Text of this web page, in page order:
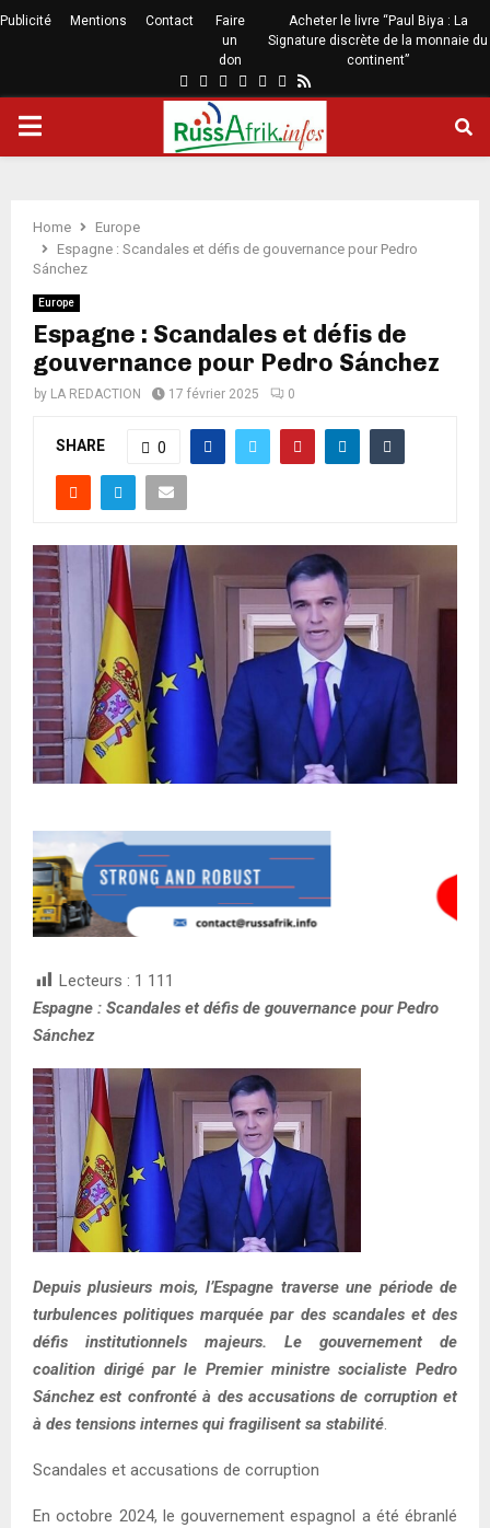
Publicité Mentions Contact
Faire
un
don
Acheter le livre “Paul Biya : La
Signature discrète de la monnaie du
continent”
Home
Europe
Espagne : Scandales et défis de gouvernance pour Pedro
Sánchez
Europe
Espagne : Scandales et défis de
gouvernance pour Pedro Sánchez
by LA REDACTION 17 février 2025 0
SHARE 0
Lecteurs : 1 111
Espagne : Scandales et défis de gouvernance pour Pedro
Sánchez
Depuis plusieurs mois, l’Espagne traverse une période de
turbulences politiques marquée par des scandales et des
défis institutionnels majeurs. Le gouvernement de
coalition dirigé par le Premier ministre socialiste Pedro
Sánchez est confronté à des accusations de corruption et
à des tensions internes qui fragilisent sa stabilité.
Scandales et accusations de corruption
En octobre 2024, le gouvernement espagnol a été ébranlé